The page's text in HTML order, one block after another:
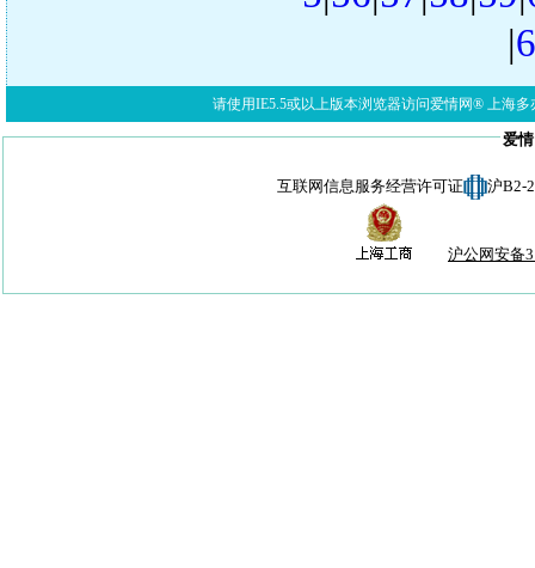
|
请使用IE5.5或以上版本浏览器访问爱情网® 上海多
爱
互联网信息服务经营许可证 沪B2-
沪公网安备